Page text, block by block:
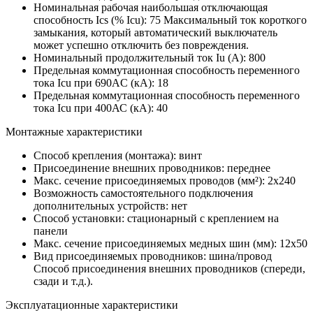
Номинальная рабочая наибольшая отключающая
способность Ics (% Icu): 75 Максимальный ток короткого
замыкания, который автоматический выключатель
может успешно отключить без повреждения.
Номинальный продолжительный ток Iu (А): 800
Предельная коммутационная способность переменного
тока Icu при 690AC (кА): 18
Предельная коммутационная способность переменного
тока Icu при 400АС (кА): 40
Монтажные характеристики
Способ крепления (монтажа): винт
Присоединение внешних проводников: переднее
Макс. сечение присоединяемых проводов (мм²): 2х240
Возможность самостоятельного подключения
дополнительных устройств: нет
Способ установки: стационарный с креплением на
панели
Макс. сечение присоединяемых медных шин (мм): 12х50
Вид присоединяемых проводников: шина/провод
Способ присоединения внешних проводников (спереди,
сзади и т.д.).
Эксплуатационные характеристики